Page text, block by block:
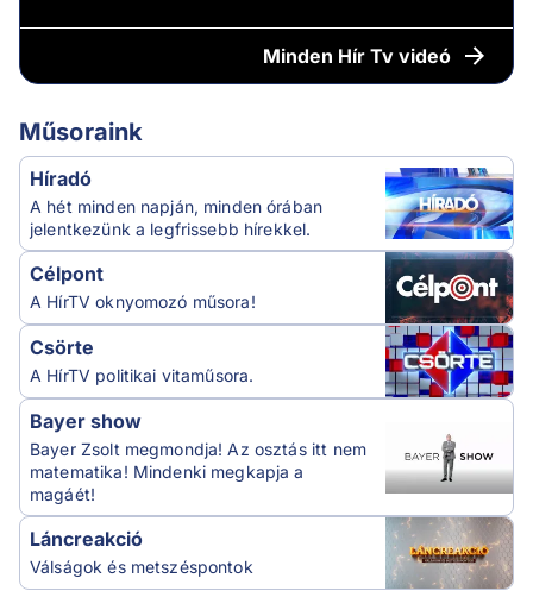
Minden Hír Tv videó
Műsoraink
Híradó
A hét minden napján, minden órában
jelentkezünk a legfrissebb hírekkel.
Célpont
A HírTV oknyomozó műsora!
Csörte
A HírTV politikai vitaműsora.
Bayer show
Bayer Zsolt megmondja! Az osztás itt nem
matematika! Mindenki megkapja a
magáét!
Láncreakció
Válságok és metszéspontok